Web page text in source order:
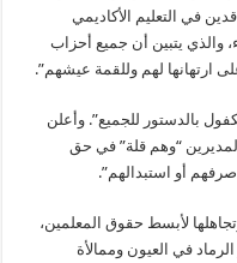
في التعليم الأكاديمي
والذي يتبين أن جميع أحزاب
ارتهانها لهم وللقمة عيشهم”.
بالدستور للجميع”. وأعلن
“وهم قلة” في حق
أو استبدالهم”.
لأبسط حقوق المعلمين،
في العيون وممالأة